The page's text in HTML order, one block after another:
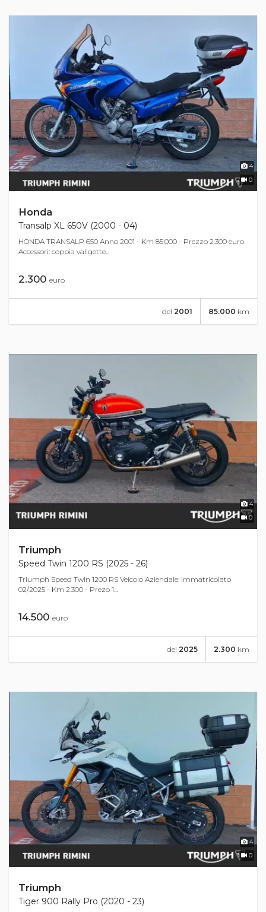
4
0
Honda
Transalp XL 650V (2000 - 04)
HONDA TRANSALP 650 Anno 2001 - Km 85.000 - Prezzo 2.300 euro
Accessori: coppia valigette...
2.300 euro
85.000 km
del 2001
4
0
Triumph
Speed Twin 1200 RS (2025 - 26)
Triumph Speed Twin 1200 RS Veicolo Aziendale: immatricolato
02/2025 - Km 2.300 - Prezo 1...
14.500 euro
2.300 km
del 2025
4
0
Triumph
Tiger 900 Rally Pro (2020 - 23)